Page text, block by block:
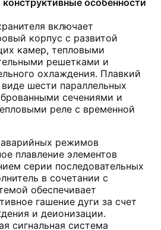
особенности
включает
корпус с развитой
камер, тепловыми
решетками и
охлаждения. Плавкий
шести параллельных
сечениями и
реле с временной
режимов
плавление элементов
серии последовательных
в сочетании с
обеспечивает
гашение дуги за счет
и деионизации.
сигнальная система